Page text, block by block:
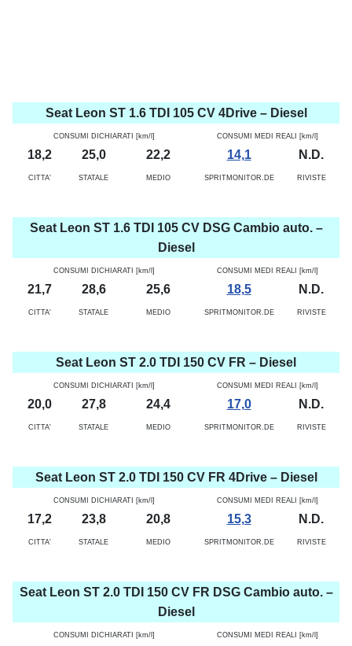
Seat Leon ST 1.6 TDI 105 CV 4Drive – Diesel
CONSUMI DICHIARATI [km/l] CONSUMI MEDI REALI [km/l]
18,2 25,0 22,2 14,1 N.D.
CITTA' STATALE MEDIO SPRITMONITOR.DE RIVISTE
Seat Leon ST 1.6 TDI 105 CV DSG Cambio auto. –
Diesel
CONSUMI DICHIARATI [km/l] CONSUMI MEDI REALI [km/l]
21,7 28,6 25,6 18,5 N.D.
CITTA' STATALE MEDIO SPRITMONITOR.DE RIVISTE
Seat Leon ST 2.0 TDI 150 CV FR – Diesel
CONSUMI DICHIARATI [km/l] CONSUMI MEDI REALI [km/l]
20,0 27,8 24,4 17,0 N.D.
CITTA' STATALE MEDIO SPRITMONITOR.DE RIVISTE
Seat Leon ST 2.0 TDI 150 CV FR 4Drive – Diesel
CONSUMI DICHIARATI [km/l] CONSUMI MEDI REALI [km/l]
17,2 23,8 20,8 15,3 N.D.
CITTA' STATALE MEDIO SPRITMONITOR.DE RIVISTE
Seat Leon ST 2.0 TDI 150 CV FR DSG Cambio auto. –
Diesel
CONSUMI DICHIARATI [km/l] CONSUMI MEDI REALI [km/l]